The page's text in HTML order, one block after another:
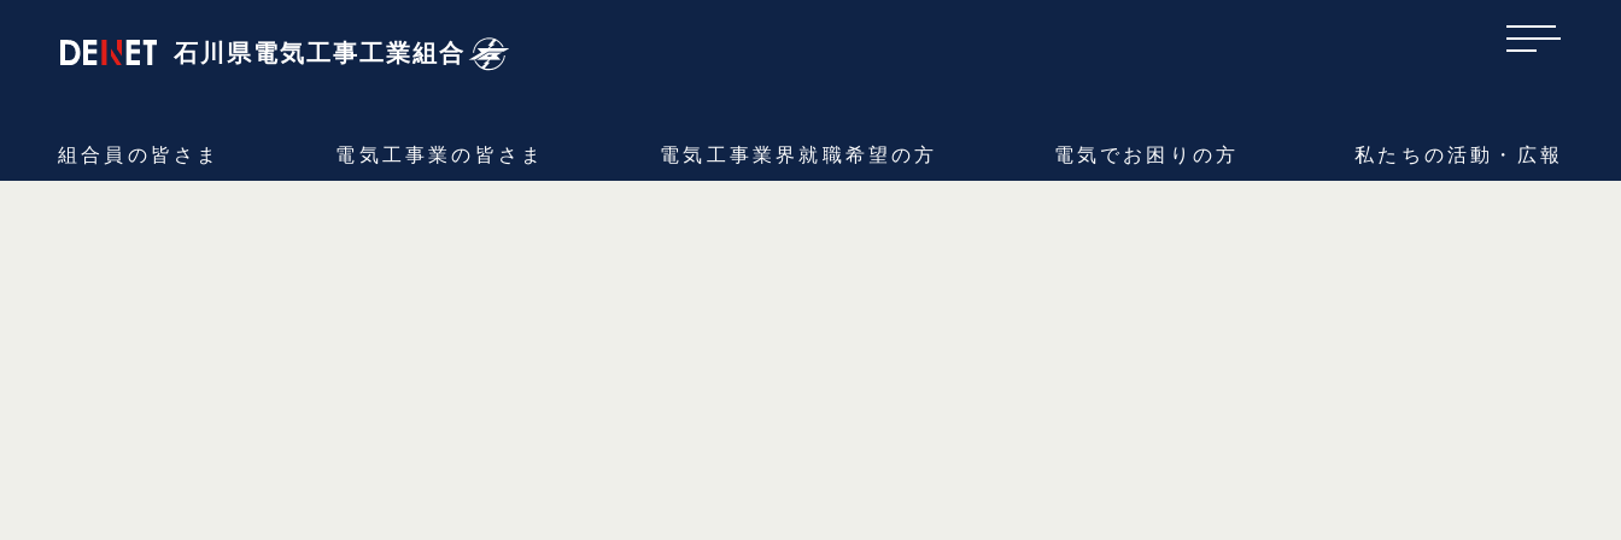
石川県電気工事工業組合
組合員の 皆さま 電気工事業の 皆さま 電気工事業界就職希望の方 電気でお困りの方 私たちの活動・広報